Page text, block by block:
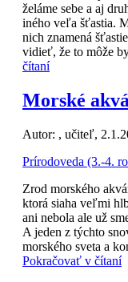
želáme sebe a aj
iného veľa šťastia.
nich znamená
vidieť, že to môže
čítaní
Morské
Autor: , učiteľ,
Prírodoveda (3.-4.
Zrod morského
ktorá siaha veľmi
ani nebola ale už
A jeden z týchto
morského sveta a
Pokračovať v čítaní